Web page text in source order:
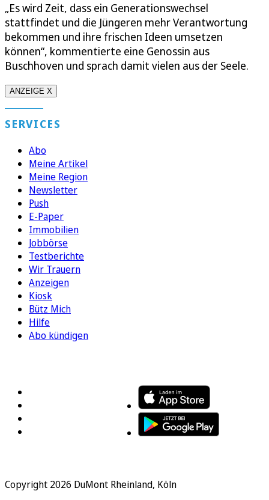
„Es wird Zeit, dass ein Generationswechsel
stattfindet und die Jüngeren mehr Verantwortung
bekommen und ihre frischen Ideen umsetzen
können“, kommentierte eine Genossin aus
Buschhoven und sprach damit vielen aus der Seele.
ANZEIGE X
SERVICES
Abo
Meine Artikel
Meine Region
Newsletter
Push
E-Paper
Immobilien
Jobbörse
Testberichte
Wir Trauern
Anzeigen
Kiosk
Bütz Mich
Hilfe
Abo kündigen
Copyright 2026 DuMont Rheinland, Köln